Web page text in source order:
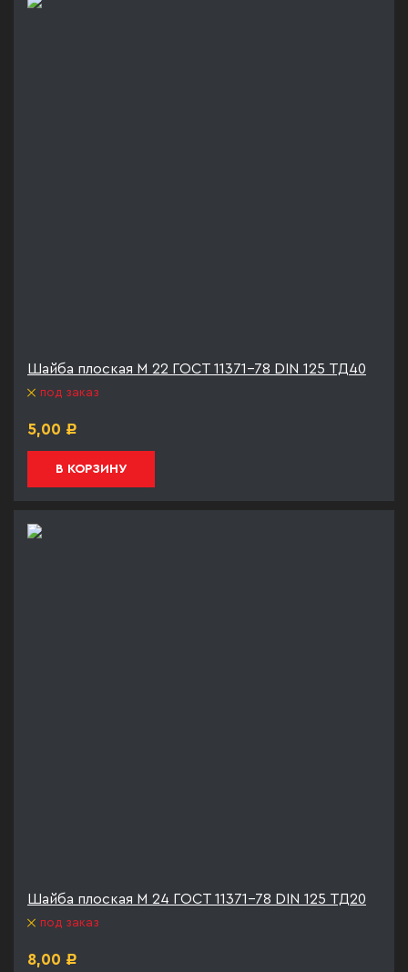
Шайба плоская М 22 ГОСТ 11371-78 DIN 125 ТД40
под заказ
5,00 Р
В КОРЗИНУ
Шайба плоская М 24 ГОСТ 11371-78 DIN 125 ТД20
под заказ
8,00 Р